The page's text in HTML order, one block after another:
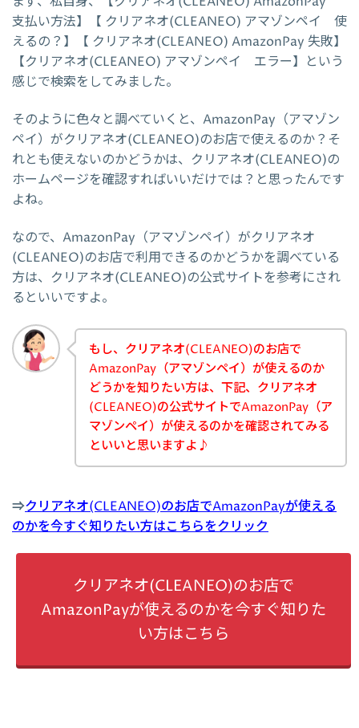
支払い方法】【 クリアネオ(CLEANEO) アマゾンペイ 使
えるの？】【 クリアネオ(CLEANEO) AmazonPay 失敗】
【クリアネオ(CLEANEO) アマゾンペイ エラー】という
感じで検索をしてみました。
そのように色々と調べていくと、AmazonPay（アマゾン
ペイ）がクリアネオ(CLEANEO)のお店で使えるのか？そ
れとも使えないのかどうかは、クリアネオ(CLEANEO)の
ホームページを確認すればいいだけでは？と思ったんです
よね。
なので、AmazonPay（アマゾンペイ）がクリアネオ
(CLEANEO)のお店で利用できるのかどうかを調べている
方は、クリアネオ(CLEANEO)の公式サイトを参考にされ
るといいですよ。
もし、クリアネオ(CLEANEO)のお店で
AmazonPay（アマゾンペイ）が使えるのか
どうかを知りたい方は、下記、クリアネオ
(CLEANEO)の公式サイトでAmazonPay（ア
マゾンペイ）が使えるのかを確認されてみる
といいと思いますよ♪
⇒クリアネオ(CLEANEO)のお店でAmazonPayが使える
のかを今すぐ知りたい方はこちらをクリック
クリアネオ(CLEANEO)のお店で
AmazonPayが使えるのかを今すぐ知りた
い方はこちら